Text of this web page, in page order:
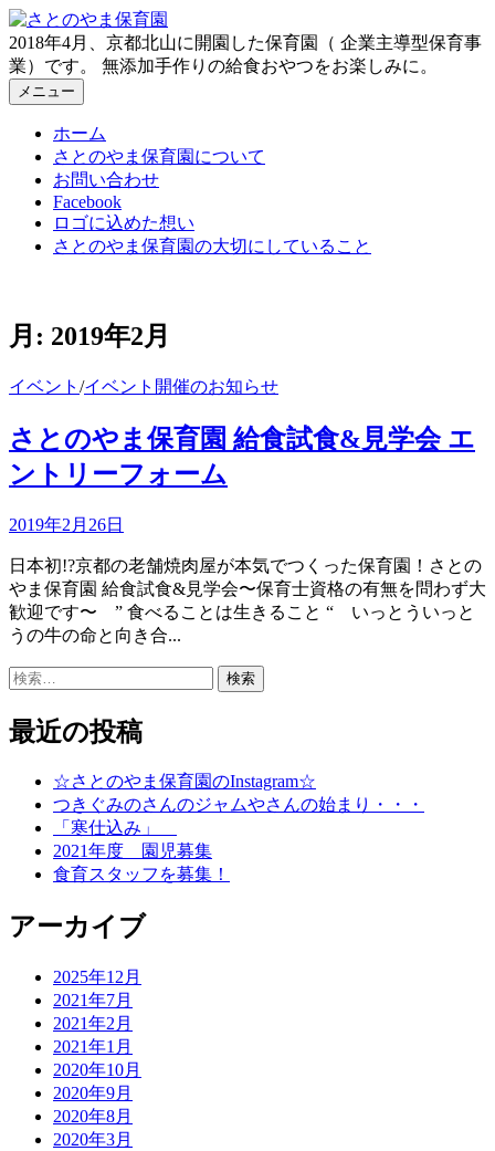
コ
ン
テ
ン
ツ
2018年4月、京都北山に開園した保育園（ 企業主導型保育事
業）です。 無添加手作りの給食おやつをお楽しみに。
メニュー
ホーム
さとのやま保育園について
お問い合わせ
Facebook
ロゴに込めた想い
さとのやま保育園の大切にしていること
月: 2019年2月
イベント /イベント開催のお知らせ
さとのやま保育園 給食試食&見学会 エ
ントリーフォーム
2019年2月26日
日本初!?京都の老舗焼肉屋が本気でつくった保育園！さとの
やま保育園 給食試食&見学会〜保育士資格の有無を問わず大
歓迎です〜 ” 食べることは生きること “ いっとういっと
うの牛の命と向き合...
検
最近の投稿
☆さとのやま保育園のInstagram☆
つきぐみのさんのジャムやさんの始まり・・・
「寒仕込み」
2021年度 園児募集
食育スタッフを募集！
アーカイブ
2025年12月
2021年7月
2021年2月
2021年1月
2020年10月
2020年9月
2020年8月
2020年3月